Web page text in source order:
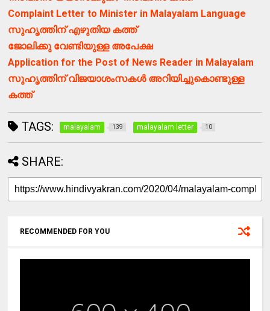
Complaint Letter to Minister in Malayalam Language
സുഹൃത്തിന് എഴുതിയ കത്ത്
ജോലിക്കു വേണ്ടിയുള്ള അപേക്ഷ
Application for the Post of News Reader in Malayalam
സുഹൃത്തിന് വിജയാശംസകൾ അറിയിച്ചുകൊണ്ടുള്ള
കത്ത്
TAGS: malayalam 139 malayalam letter 10
SHARE:
RECOMMENDED FOR YOU